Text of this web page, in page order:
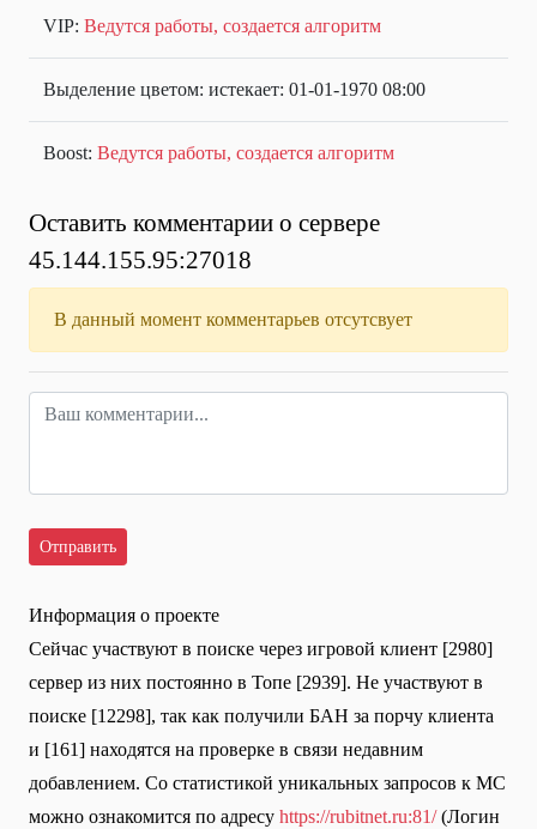
VIP: Ведутся работы, создается алгоритм
Выделение цветом: истекает: 01-01-1970 08:00
Boost: Ведутся работы, создается алгоритм
Оставить комментарии о сервере
45.144.155.95:27018
В данный момент комментарьев отсутсвует
Информация о проекте
Сейчас участвуют в поиске через игровой клиент [2980]
сервер из них постоянно в Топе [2939]. Не участвуют в
поиске [12298], так как получили БАН за порчу клиента
и [161] находятся на проверке в связи недавним
добавлением. Со статистикой уникальных запросов к МС
можно ознакомится по адресу https://rubitnet.ru:81/(Логин